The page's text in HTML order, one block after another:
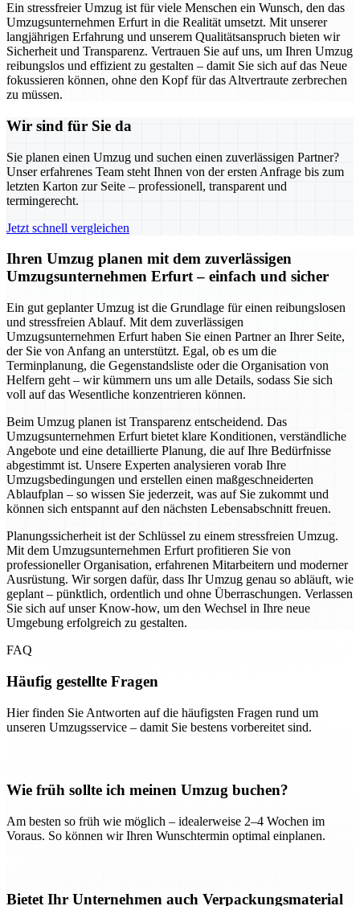
Ein stressfreier Umzug ist für viele Menschen ein Wunsch, den das
Umzugsunternehmen Erfurt in die Realität umsetzt. Mit unserer
langjährigen Erfahrung und unserem Qualitätsanspruch bieten wir
Sicherheit und Transparenz. Vertrauen Sie auf uns, um Ihren Umzug
reibungslos und effizient zu gestalten – damit Sie sich auf das Neue
fokussieren können, ohne den Kopf für das Altvertraute zerbrechen
zu müssen.
Wir sind für Sie da
Sie planen einen Umzug und suchen einen zuverlässigen Partner?
Unser erfahrenes Team steht Ihnen von der ersten Anfrage bis zum
letzten Karton zur Seite – professionell, transparent und
termingerecht.
Jetzt schnell vergleichen
Ihren Umzug planen mit dem zuverlässigen
Umzugsunternehmen Erfurt – einfach und sicher
Ein gut geplanter Umzug ist die Grundlage für einen reibungslosen
und stressfreien Ablauf. Mit dem zuverlässigen
Umzugsunternehmen Erfurt haben Sie einen Partner an Ihrer Seite,
der Sie von Anfang an unterstützt. Egal, ob es um die
Terminplanung, die Gegenstandsliste oder die Organisation von
Helfern geht – wir kümmern uns um alle Details, sodass Sie sich
voll auf das Wesentliche konzentrieren können.
Beim Umzug planen ist Transparenz entscheidend. Das
Umzugsunternehmen Erfurt bietet klare Konditionen, verständliche
Angebote und eine detaillierte Planung, die auf Ihre Bedürfnisse
abgestimmt ist. Unsere Experten analysieren vorab Ihre
Umzugsbedingungen und erstellen einen maßgeschneiderten
Ablaufplan – so wissen Sie jederzeit, was auf Sie zukommt und
können sich entspannt auf den nächsten Lebensabschnitt freuen.
Planungssicherheit ist der Schlüssel zu einem stressfreien Umzug.
Mit dem Umzugsunternehmen Erfurt profitieren Sie von
professioneller Organisation, erfahrenen Mitarbeitern und moderner
Ausrüstung. Wir sorgen dafür, dass Ihr Umzug genau so abläuft, wie
geplant – pünktlich, ordentlich und ohne Überraschungen. Verlassen
Sie sich auf unser Know-how, um den Wechsel in Ihre neue
Umgebung erfolgreich zu gestalten.
FAQ
Häufig gestellte Fragen
Hier finden Sie Antworten auf die häufigsten Fragen rund um
unseren Umzugsservice – damit Sie bestens vorbereitet sind.
Wie früh sollte ich meinen Umzug buchen?
Am besten so früh wie möglich – idealerweise 2–4 Wochen im
Voraus. So können wir Ihren Wunschtermin optimal einplanen.
Bietet Ihr Unternehmen auch Verpackungsmaterial